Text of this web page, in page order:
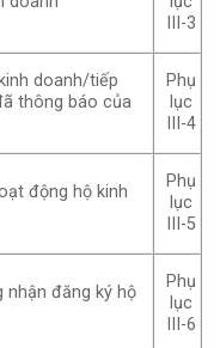
III-3
doanh/tiếp
thông báo của
Phụ
lục
III-4
động hộ kinh
Phụ
lục
III-5
nhận đăng ký hộ
Phụ
lục
III-6